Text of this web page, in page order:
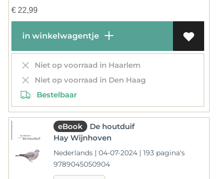
€22,99
in winkelwagentje
Niet op voorraad in Haarlem
Niet op voorraad in Den Haag
Bestelbaar
eBook
De houtduif
Hay Wijnhoven
Nederlands | 04-07-2024 | 193 pagina's
9789045050904